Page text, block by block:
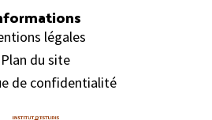
légales
Plan du site
de confidentialité